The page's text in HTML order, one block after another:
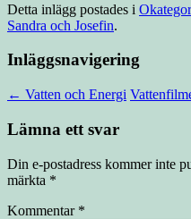
Detta inlägg postades i
Sandra och Josefin.
Inläggsnavigering
← Vatten och Energi
Lämna ett svar
Din e-postadress kommer inte
märkta *
Kommentar *